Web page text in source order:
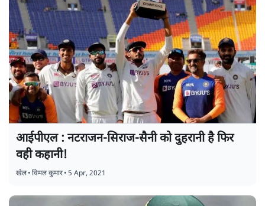
आईपीएल : नटराजन-सिराज-सैनी को दुहरानी है फिर
वही कहानी!
खेल•विमल कुमार•5 Apr, 2021